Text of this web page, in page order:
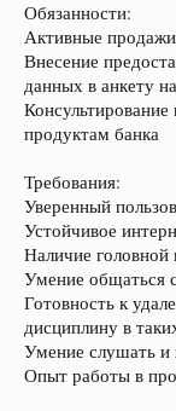
Обязанности:
Активные
Внесение
данных в анкету
продуктам банка
Требования:
Уверенный
Устойчивое
Наличие
Умение общаться
Готовность к
дисциплину в
Умение слушать и
Опыт работы в